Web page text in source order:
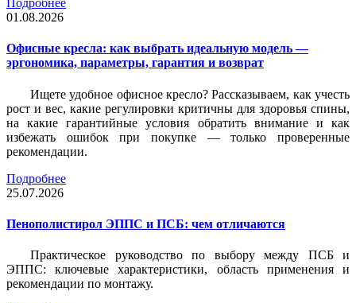
Подробнее
01.08.2026
Офисные кресла: как выбрать идеальную модель —
эргономика, параметры, гарантия и возврат
Ищете удобное офисное кресло? Рассказываем, как учесть
рост и вес, какие регулировки критичны для здоровья спины,
на какие гарантийные условия обратить внимание и как
избежать ошибок при покупке — только проверенные
рекомендации.
Подробнее
25.07.2026
Пенополистирол ЭППС и ПСБ: чем отличаются
Практическое руководство по выбору между ПСБ и
ЭППС: ключевые характеристики, область применения и
рекомендации по монтажу.